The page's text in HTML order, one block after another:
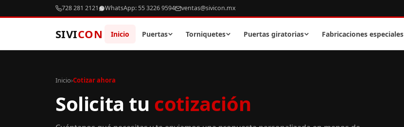
728 281 2121 WhatsApp: 55 3226 9594 ventas@sivicon.mx
SIVICON Inicio Puertas Torniquetes Puertas giratorias Fabricaciones especiales
Inicio›Cotizar ahora
Solicita tu cotización